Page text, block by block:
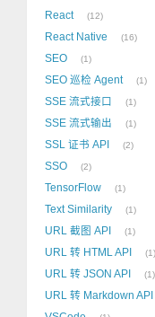
React 12
React Native 16
SEO 1
SEO 巡检 Agent 1
SSE 流式接口 1
SSE 流式输出 1
SSL 证书 API 2
SSO 2
TensorFlow 1
Text Similarity 1
URL 截图 API 1
URL 转 HTML API 1
URL 转 JSON API 1
URL 转 Markdown API